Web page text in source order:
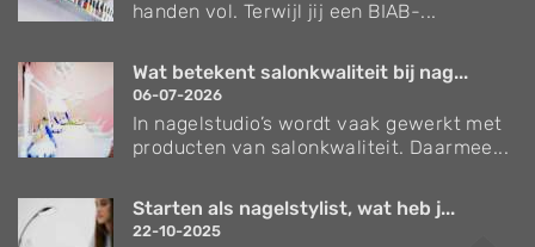
handen vol. Terwijl jij een BIAB-...
Wat betekent salonkwaliteit bij nag...
06-07-2026
In nagelstudio’s wordt vaak gewerkt met
producten van salonkwaliteit. Daarmee...
Starten als nagelstylist, wat heb j...
22-10-2025